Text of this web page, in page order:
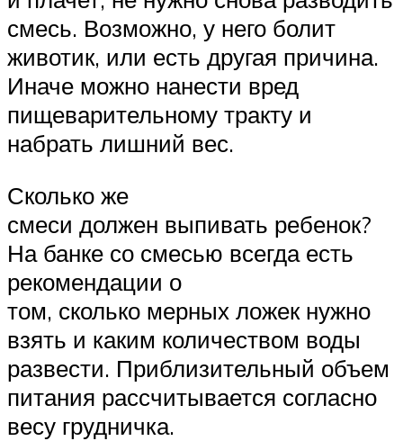
смесь. Возможно, у него болит
животик, или есть другая причина.
Иначе можно нанести вред
пищеварительному тракту и
набрать лишний вес.
Сколько же
смеси должен выпивать ребенок?
На банке со смесью всегда есть
рекомендации о
том, сколько мерных ложек нужно
взять и каким количеством воды
развести. Приблизительный объем
питания рассчитывается согласно
весу грудничка.